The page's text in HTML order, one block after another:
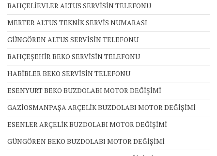
BAHÇELİEVLER ALTUS SERVİSİN TELEFONU
MERTER ALTUS TEKNİK SERVİS NUMARASI
GÜNGÖREN ALTUS SERVİSİN TELEFONU
BAHÇEŞEHİR BEKO SERVİSİN TELEFONU
HABİBLER BEKO SERVİSİN TELEFONU
ESENYURT BEKO BUZDOLABI MOTOR DEĞİŞİMİ
GAZİOSMANPAŞA ARÇELİK BUZDOLABI MOTOR DEĞİŞİMİ
ESENLER ARÇELİK BUZDOLABI MOTOR DEĞİŞİMİ
GÜNGÖREN BEKO BUZDOLABI MOTOR DEĞİŞİMİ